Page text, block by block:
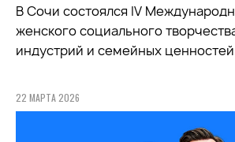
В Сочи состоялся IV
женского социального
индустрий и семейных ценностей
22 МАРТА 2026